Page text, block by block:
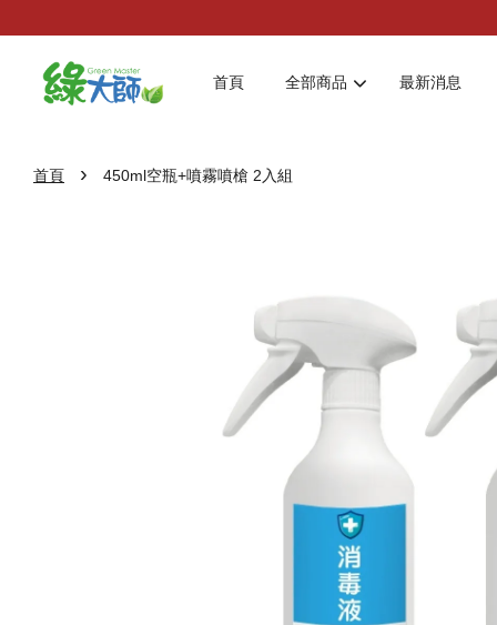
首頁 全部商品 最新消息
首頁 › 450ml空瓶+噴霧噴槍 2入組